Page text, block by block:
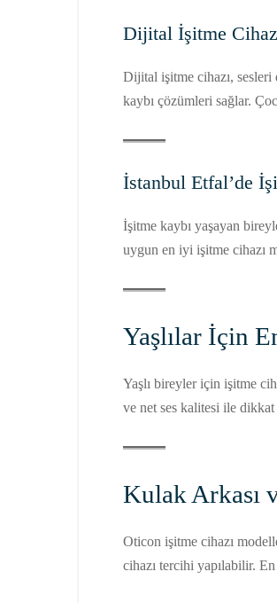
Dijital İşitme
Dijital işitme cihazı, sesleri
kaybı çözümleri sağlar.
İstanbul Etfal’de
İşitme kaybı yaşayan
uygun en iyi işitme cihazı
Yaşlılar İçin
Yaşlı bireyler için işitme
ve net ses kalitesi ile
Kulak Arkası
Oticon işitme cihazı
cihazı tercihi yapılabilir.